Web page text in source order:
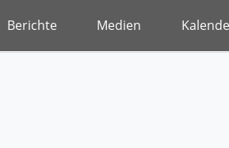
Berichte Medien